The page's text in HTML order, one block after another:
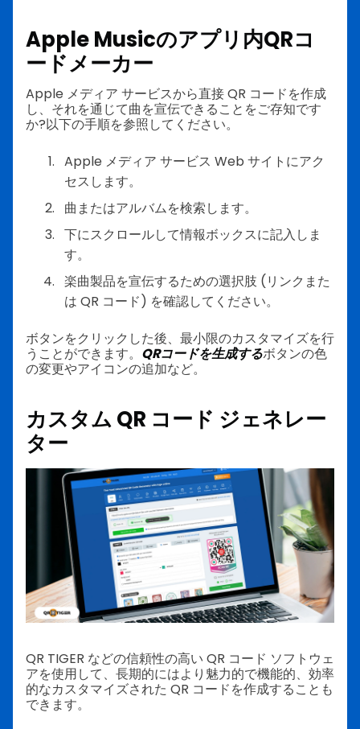
Apple Musicのアプリ内QRコ
ードメーカー
Apple メディア サービスから直接 QR コードを作成
し、それを通じて曲を宣伝できることをご存知です
か?以下の手順を参照してください。
Apple メディア サービス Web サイトにアク
セスします。
曲またはアルバムを検索します。
下にスクロールして情報ボックスに記入しま
す。
楽曲製品を宣伝するための選択肢 (リンクまた
は QR コード) を確認してください。
ボタンをクリックした後、最小限のカスタマイズを行
うことができます。 QRコードを生成するボタンの色
の変更やアイコンの追加など。
カスタム QR コード ジェネレー
ター
QR TIGER などの信頼性の高い QR コード ソフトウェ
アを使用して、長期的にはより魅力的で機能的、効率
的なカスタマイズされた QR コードを作成することも
できます。